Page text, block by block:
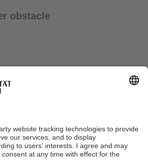
obstacle
de/publikationen/resypub/index.php?